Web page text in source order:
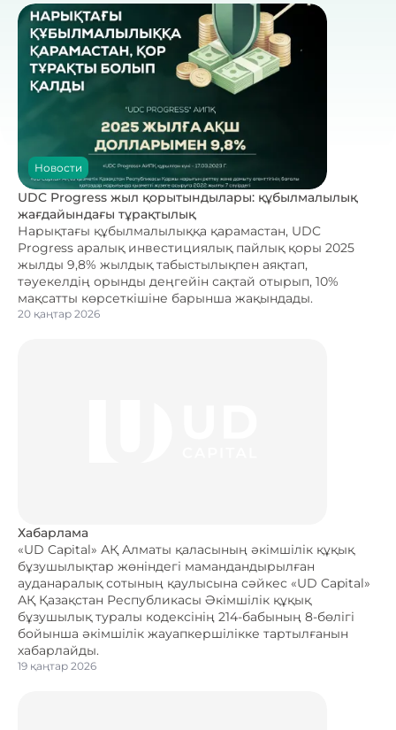
Новости
UDC Progress жыл қорытындылары: құбылмалылық
жағдайындағы тұрақтылық
Нарықтағы құбылмалылыққа қарамастан, UDC
Progress аралық инвестициялық пайлық қоры 2025
жылды 9,8% жылдық табыстылықпен аяқтап,
тәуекелдің орынды деңгейін сақтай отырып, 10%
мақсатты көрсеткішіне барынша жақындады.
20 қаңтар 2026
Хабарлама
«UD Capital» АҚ Алматы қаласының әкімшілік құқық
бұзушылықтар жөніндегі мамандандырылған
ауданаралық сотының қаулысына сәйкес «UD Capital»
АҚ Қазақстан Республикасы Әкімшілік құқық
бұзушылық туралы кодексінің 214-бабының 8-бөлігі
бойынша әкімшілік жауапкершілікке тартылғанын
хабарлайды.
19 қаңтар 2026